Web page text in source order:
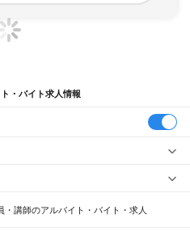
・バイト求人情報
阪府 保育士・教員・講師 l
・講師のアルバイト・バイト・求人